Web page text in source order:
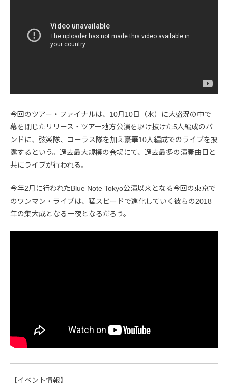
今回のツアー・ファイナルは、10月10日（水）に大盛況の中で
幕を閉じたリリース・ツアー地方公演を駆け抜けた5人編成のバ
ンドに、弦楽隊、コーラス隊を加え豪華10人編成でのライブを披
露するという。過去最大規模の会場にて、過去最多の演奏曲目と
共にライブが行われる。
今年2月に行われたBlue Note Tokyo公演以来となる今回の東京で
のワンマン・ライブは、猛スピードで進化していく彼らの2018
年の集大成となる一夜となるだろう。
【イベント情報】